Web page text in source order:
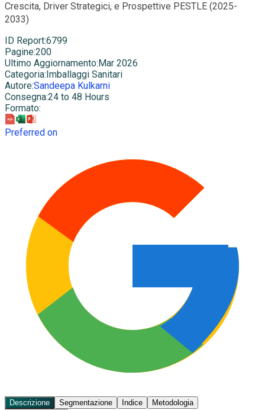
Crescita, Driver Strategici, e Prospettive PESTLE (2025-
2033)
ID Report:6799
Pagine:200
Ultimo Aggiornamento: Mar 2026
Categoria: Imballaggi Sanitari
Autore:Sandeepa Kulkarni
Consegna:24 to 48 Hours
Formato:
Preferred on
Descrizione Segmentazione Indice
Metodologia